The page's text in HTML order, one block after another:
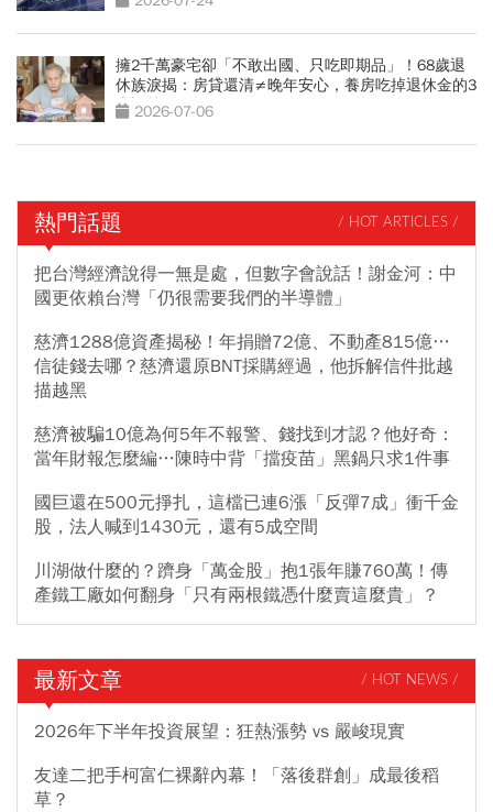
擁2千萬豪宅卻「不敢出國、只吃即期品」！68歲退
休族淚揭：房貸還清≠晚年安心，養房吃掉退休金的3
大誤算
2026-07-06
熱門話題 / HOT ARTICLES /
把台灣經濟說得一無是處，但數字會說話！謝金河：中
國更依賴台灣「仍很需要我們的半導體」
慈濟1288億資產揭秘！年捐贈72億、不動產815億…
信徒錢去哪？慈濟還原BNT採購經過，他拆解信件批越
描越黑
慈濟被騙10億為何5年不報警、錢找到才認？他好奇：
當年財報怎麼編…陳時中背「擋疫苗」黑鍋只求1件事
國巨還在500元掙扎，這檔已連6漲「反彈7成」衝千金
股，法人喊到1430元，還有5成空間
川湖做什麼的？躋身「萬金股」抱1張年賺760萬！傳
產鐵工廠如何翻身「只有兩根鐵憑什麼賣這麼貴」？
最新文章 / HOT NEWS /
2026年下半年投資展望：狂熱漲勢 vs 嚴峻現實
友達二把手柯富仁裸辭內幕！「落後群創」成最後稻
草？